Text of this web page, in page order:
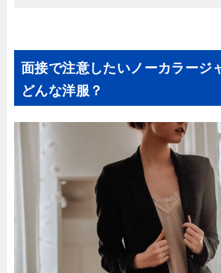
面接で注意したいノーカラージ
どんな洋服？